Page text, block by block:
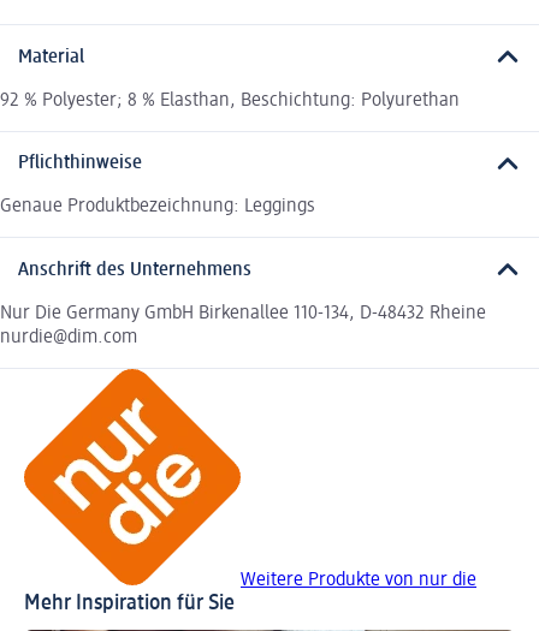
Material
92 % Polyester; 8 % Elasthan, Beschichtung: Polyurethan
Pflichthinweise
Genaue Produktbezeichnung: Leggings
Anschrift des Unternehmens
Nur Die Germany GmbH Birkenallee 110-134, D-48432 Rheine
nurdie@dim.com
Weitere Produkte von nur die
Mehr Inspiration für Sie